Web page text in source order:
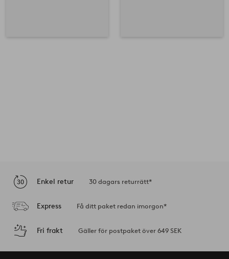
Enkel retur 30 dagars returrätt*
Express Få ditt paket redan imorgon*
Fri frakt Gäller för postpaket över 649 SEK